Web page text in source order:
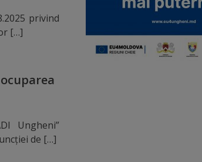
privind
[…]
Ungheni”
de […]